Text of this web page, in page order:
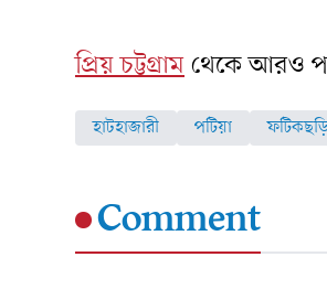
প্রিয় চট্টগ্রামথেকে আরও
হাটহাজারী পটিয়া
Comment